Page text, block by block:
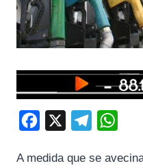
c
l
a
A medida que se